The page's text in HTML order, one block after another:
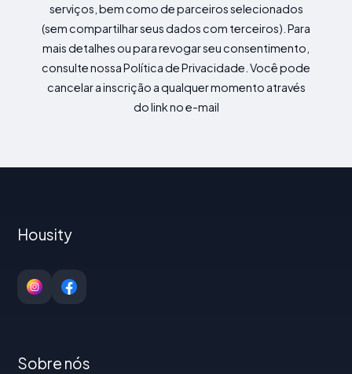
serviços, bem como de parceiros selecionados
(sem compartilhar seus dados com terceiros). Para
mais detalhes ou para revogar seu consentimento,
consulte nossa Política de Privacidade. Você pode
cancelar a inscrição a qualquer momento através
do link no e-mail
Housity
Sobre nós